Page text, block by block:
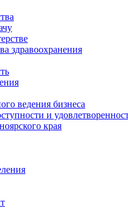
здравоохранения
ведения бизнеса
и
края